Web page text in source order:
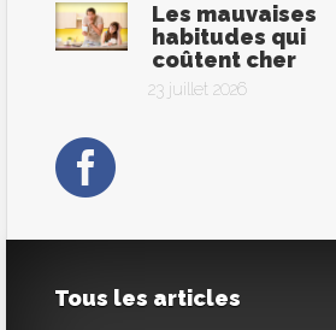
Les mauvaises
habitudes qui
coûtent cher
23 juillet 2026
Tous les articles